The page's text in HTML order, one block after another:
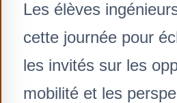
Les élèves
cette journée pour
les invités sur les
mobilité et les